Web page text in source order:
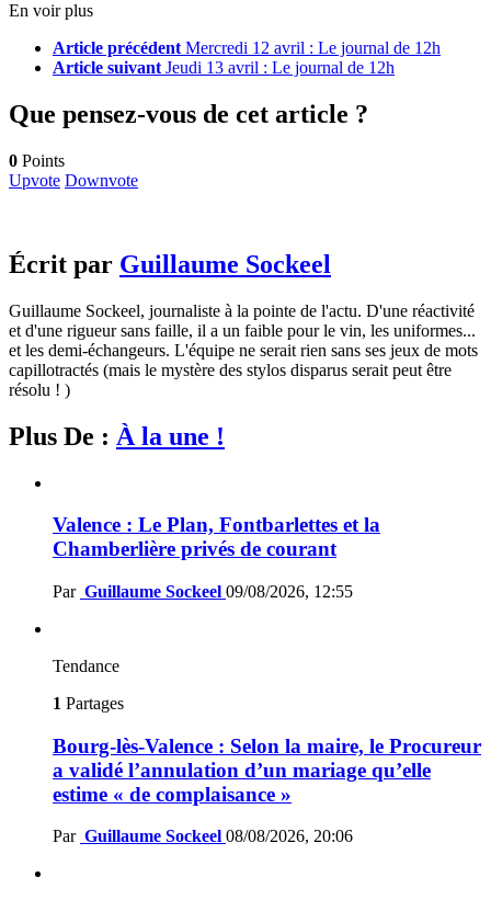
En voir plus
Article précédent Mercredi 12 avril : Le journal de 12h
Article suivant Jeudi 13 avril : Le journal de 12h
Que pensez-vous de cet article ?
0 Points
Upvote Downvote
Écrit par Guillaume Sockeel
Guillaume Sockeel, journaliste à la pointe de l'actu. D'une réactivité
et d'une rigueur sans faille, il a un faible pour le vin, les uniformes...
et les demi-échangeurs. L'équipe ne serait rien sans ses jeux de mots
capillotractés (mais le mystère des stylos disparus serait peut être
résolu ! )
Plus De : À la une !
Valence : Le Plan, Fontbarlettes et la
Chamberlière privés de courant
Par Guillaume Sockeel 09/08/2026, 12:55
Tendance
1 Partages
Bourg-lès-Valence : Selon la maire, le Procureur
a validé l’annulation d’un mariage qu’elle
estime « de complaisance »
Par Guillaume Sockeel 08/08/2026, 20:06